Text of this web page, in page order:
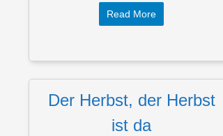
Read More
Der Herbst, der Herbst
ist da